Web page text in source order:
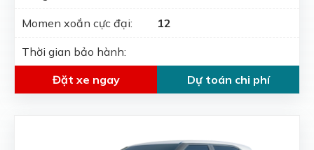
Momen xoắn cực đại: 12
Thời gian bảo hành:
Đặt xe ngay
Dự toán chi phí